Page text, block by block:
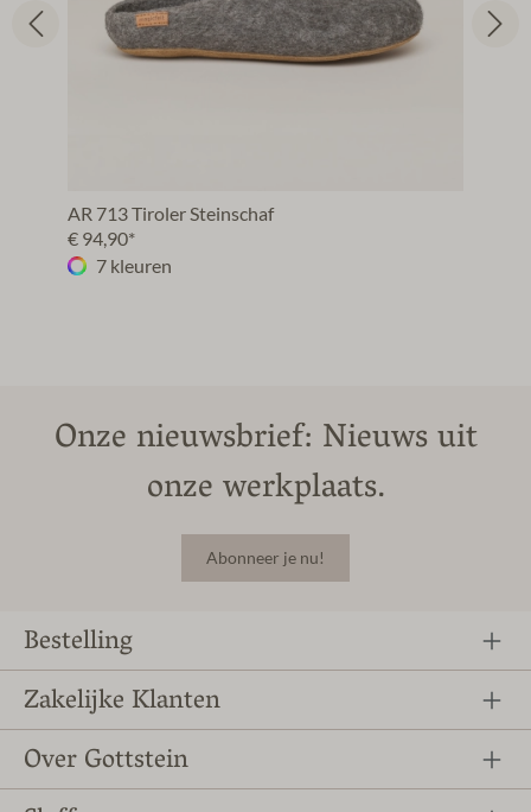
AR 713 Tiroler Steinschaf
€ 94,90*
7 kleuren
Onze nieuwsbrief: Nieuws uit
onze werkplaats.
Abonneer je nu!
Bestelling
Zakelijke Klanten
Over Gottstein